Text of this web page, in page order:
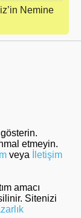
Nemine
etmeyin.
veya
İletişim
amacı
Sitenizi